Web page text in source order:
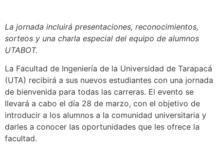
La jornada incluirá presentaciones, reconocimientos,
sorteos y una charla especial del equipo de alumnos
UTABOT.
La Facultad de Ingeniería de la Universidad de Tarapacá
(UTA) recibirá a sus nuevos estudiantes con una jornada
de bienvenida para todas las carreras. El evento se
llevará a cabo el día 28 de marzo, con el objetivo de
introducir a los alumnos a la comunidad universitaria y
darles a conocer las oportunidades que les ofrece la
facultad.